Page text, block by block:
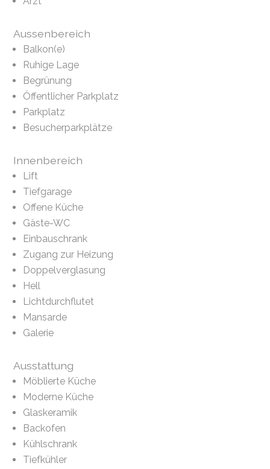
Aussenbereich
Balkon(e)
Ruhige Lage
Begrünung
Öffentlicher Parkplatz
Parkplatz
Besucherparkplätze
Innenbereich
Lift
Tiefgarage
Offene Küche
Gäste-WC
Einbauschrank
Zugang zur Heizung
Doppelverglasung
Hell
Lichtdurchflutet
Mansarde
Galerie
Ausstattung
Möblierte Küche
Moderne Küche
Glaskeramik
Backofen
Kühlschrank
Tiefkühler